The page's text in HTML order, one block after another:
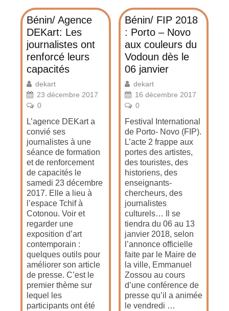
Bénin/ Agence
DEKart: Les
journalistes ont
renforcé leurs
capacités
dekart
23 décembre 2017
0
L’agence DEKart a
convié ses
journalistes à une
séance de formation
et de renforcement
de capacités le
samedi 23 décembre
2017. Elle a lieu à
l’espace Tchif à
Cotonou. Voir et
regarder une
exposition d’art
contemporain :
quelques outils pour
améliorer son article
de presse. C’est le
premier thème sur
lequel les
participants ont été
Bénin/ FIP 2018
: Porto – Novo
aux couleurs du
Vodoun dès le
06 janvier
dekart
16 décembre 2017
0
Festival International
de Porto- Novo (FIP).
L’acte 2 frappe aux
portes des artistes,
des touristes, des
historiens, des
enseignants-
chercheurs, des
journalistes
culturels… Il se
tiendra du 06 au 13
janvier 2018, selon
l’annonce officielle
faite par le Maire de
la ville, Emmanuel
Zossou au cours
d’une conférence de
presse qu’il a animée
le vendredi …